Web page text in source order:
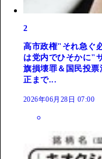
2
高市政権"それ急ぐ
は党内でひそかに"
旗損壊罪＆国民投
正まで...
2026年06月28日 07:00